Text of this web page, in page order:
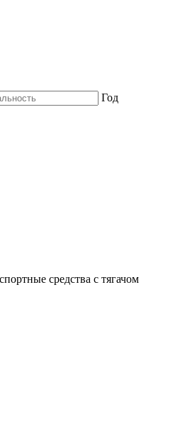
Год
средства с тягачом